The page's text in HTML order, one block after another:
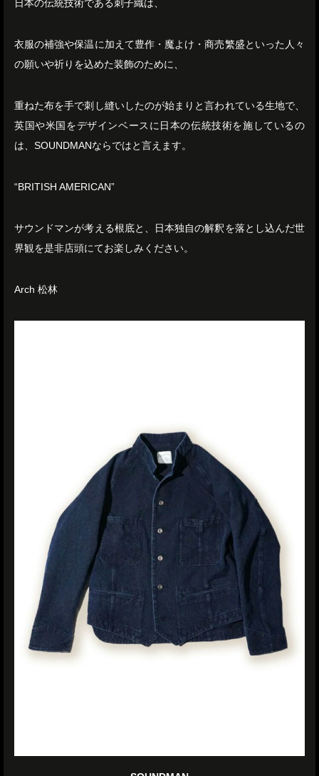
日本の伝統技術である刺子織は、
衣服の補強や保温に加えて豊作・魔よけ・商売繁盛といった人々
の願いや祈りを込めた装飾のために、
重ねた布を手で刺し縫いしたのが始まりと言われている生地で、
英国や米国をデザインベースに日本の伝統技術を施しているの
は、SOUNDMANならではと言えます。
“BRITISH AMERICAN”
サウンドマンが考える根底と、日本独自の解釈を落とし込んだ世
界観を是非店頭にてお楽しみください。
Arch 松林